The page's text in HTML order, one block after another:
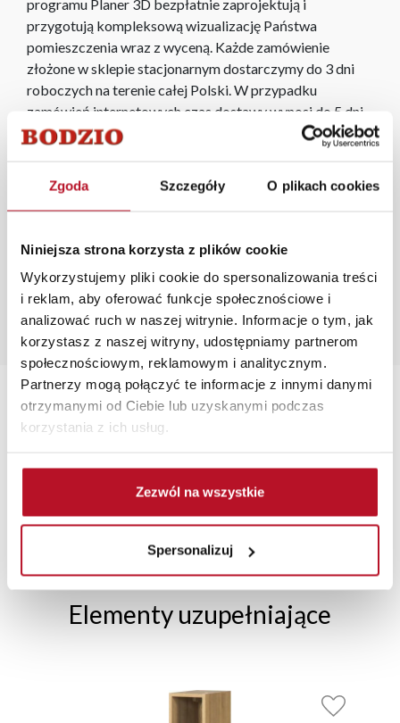
Zgoda Szczegóły O plikach cookies
Niniejsza strona korzysta z plików cookie
Wykorzystujemy pliki cookie do spersonalizowania treści
i reklam, aby oferować funkcje społecznościowe i
analizować ruch w naszej witrynie. Informacje o tym, jak
korzystasz z naszej witryny, udostępniamy partnerom
społecznościowym, reklamowym i analitycznym.
Partnerzy mogą połączyć te informacje z innymi danymi
otrzymanymi od Ciebie lub uzyskanymi podczas
korzystania z ich usług.
Zezwól na wszystkie
Spersonalizuj
programu Planer 3D bezpłatnie zaprojektują i
przygotują kompleksową wizualizację Państwa
pomieszczenia wraz z wyceną. Każde zamówienie
złożone w sklepie stacjonarnym dostarczymy do 3 dni
roboczych na terenie całej Polski. W przypadku
zamówień internetowych czas dostawy wynosi do 5 dni
roboczych, również na terenie całego kraju. Wszystkie
niezależnie od miejsca złożenia zamówienia.
Zdjęcia produktów mają charakter poglądowy.
się od widocznych na ekranie, zależnie od ustawień
monitora, rodzaju wyświetlacza i oświetlenia.
Popularne wyszukiwania:
biurko nowoczesne
biurko z blatu kuchennego
wysoka zabudowa w kuchni ławki narożne do kuchni
SALONACH
Elementy uzupełniające